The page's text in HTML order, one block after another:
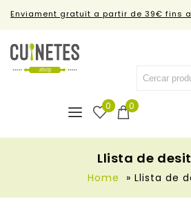
Enviament gratuït a partir de 39€ fins
0
0
Llista de
Home » Llista de